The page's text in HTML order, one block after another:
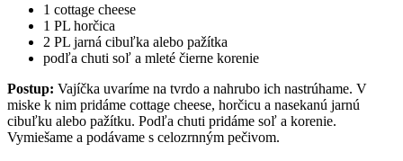
1 cottage cheese
1 PL horčica
2 PL jarná cibuľka alebo pažítka
podľa chuti soľ a mleté čierne korenie
Postup: Vajíčka uvaríme na tvrdo a nahrubo ich nastrúhame. V
miske k nim pridáme cottage cheese, horčicu a nasekanú jarnú
cibuľku alebo pažítku. Podľa chuti pridáme soľ a korenie.
Vymiešame a podávame s celozrnným pečivom.